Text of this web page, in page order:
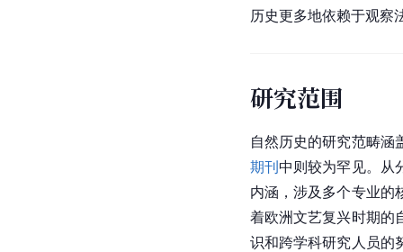
历史更多地依赖于观察
研究范围
自然历史的研究范畴涵
期刊中则较为罕见。从
内涵，涉及多个专业的
着欧洲文艺复兴时期的
识和跨学科研究人员的